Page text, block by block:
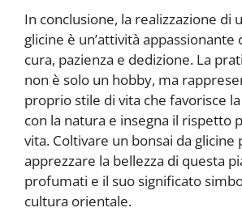
In conclusione, la realizzazione di
glicine è un’attività appassionante
cura, pazienza e dedizione. La
non è solo un hobby, ma
proprio stile di vita che favorisce
con la natura e insegna il rispetto
vita. Coltivare un bonsai da
apprezzare la bellezza di questa
profumati e il suo significato
cultura orientale.